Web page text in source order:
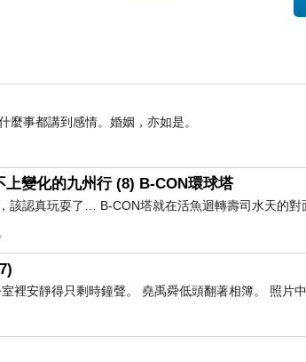
麼事都講到感情。婚姻，亦如是。
上變化的九州行 (8) B-CON環球塔
該認真玩耍了… B-CON塔就在活魚迴轉壽司水天
裡安靜得只剩時鐘聲。 堯禹舜低頭翻著相簿。 照片